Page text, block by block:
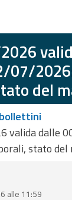
07/
del
valida dalle
stato del
alle 11:59